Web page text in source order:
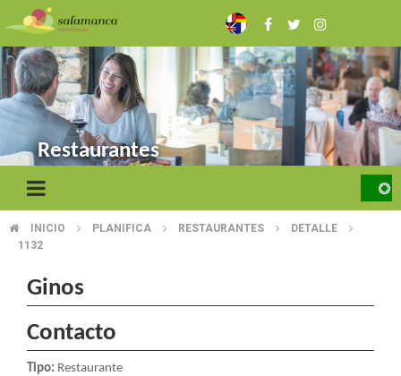
to
main
content
Restaurantes
BREADCRUMB
INICIO PLANIFICA RESTAURANTES
DETALLE
1132
Ginos
Contacto
Tipo: Restaurante